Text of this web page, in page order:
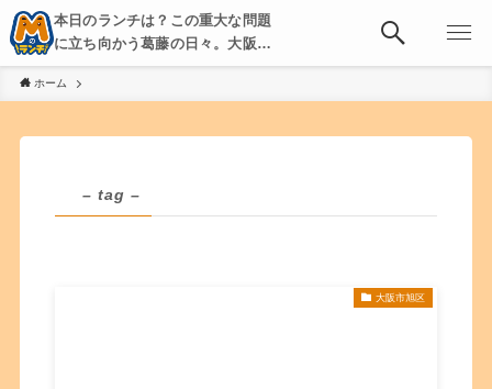
本日のランチは？この重大な問題
に立ち向かう葛藤の日々。大阪・
京都・神戸を中心とした食べ歩
き、飲み歩きを綴る。
ホーム
– tag –
大阪市旭区